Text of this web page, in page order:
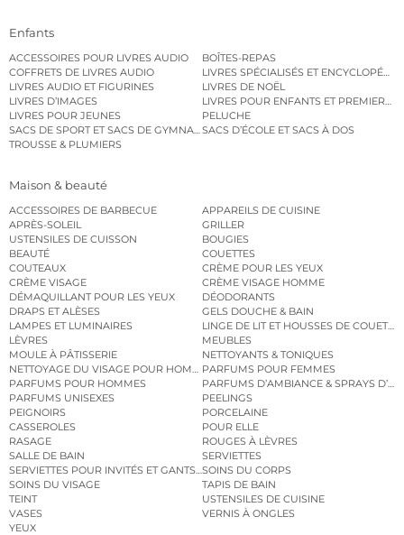
Enfants
ACCESSOIRES POUR LIVRES AUDIO
BOÎTES-REPAS
COFFRETS DE LIVRES AUDIO
LIVRES SPÉCIALISÉS ET
LIVRES AUDIO ET FIGURINES
LIVRES DE NOËL
LIVRES D’IMAGES
LIVRES POUR ENFANTS ET PREMIERS
LIVRES POUR JEUNES
PELUCHE
SACS DE SPORT ET SACS DE GYMNASTIQUESACS D’ÉCOLE ET SACS À DOS
TROUSSE & PLUMIERS
Maison & beauté
ACCESSOIRES DE BARBECUE
APPAREILS DE CUISINE
APRÈS-SOLEIL
GRILLER
USTENSILES DE CUISSON
BOUGIES
BEAUTÉ
COUETTES
COUTEAUX
CRÈME POUR LES YEUX
CRÈME VISAGE
CRÈME VISAGE HOMME
DÉMAQUILLANT POUR LES YEUX
DÉODORANTS
DRAPS ET ALÈSES
GELS DOUCHE & BAIN
LAMPES ET LUMINAIRES
LINGE DE LIT ET HOUSSES DE COUETTE
LÈVRES
MEUBLES
MOULE À PÂTISSERIE
NETTOYANTS & TONIQUES
NETTOYAGE DU VISAGE POUR HOMMESPARFUMS POUR FEMMES
PARFUMS POUR HOMMES
PARFUMS D’AMBIANCE & SPRAYS
PARFUMS UNISEXES
PEELINGS
PEIGNOIRS
PORCELAINE
CASSEROLES
POUR ELLE
RASAGE
ROUGES À LÈVRES
SALLE DE BAIN
SERVIETTES
SERVIETTES POUR INVITÉS ET GANTS DE TOILETTE
SOINS DU CORPS
SOINS DU VISAGE
TAPIS DE BAIN
TEINT
USTENSILES DE CUISINE
VASES
VERNIS À ONGLES
YEUX